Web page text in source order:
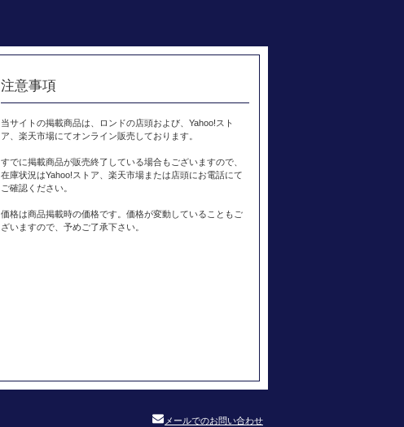
注意事項
当サイトの掲載商品は、ロンドの店頭および、Yahoo!スト
ア、楽天市場にてオンライン販売しております。
すでに掲載商品が販売終了している場合もございますので、
在庫状況はYahoo!ストア、楽天市場または店頭にお電話にて
ご確認ください。
価格は商品掲載時の価格です。価格が変動していることもご
ざいますので、予めご了承下さい。
メールでのお問い合わせ